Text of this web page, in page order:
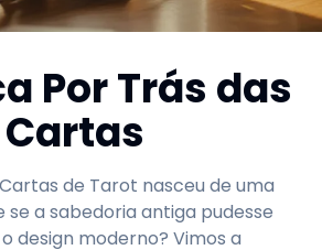
Por Trás das
Cartas
de Tarot nasceu de uma
se a sabedoria antiga pudesse
design moderno? Vimos a